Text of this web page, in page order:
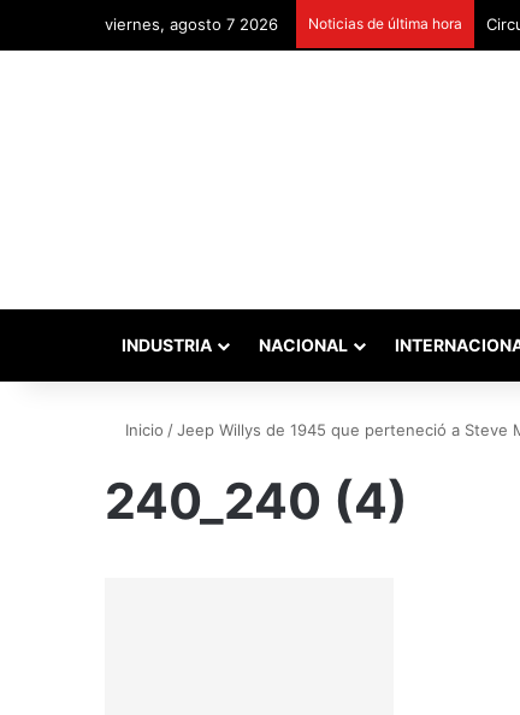
viernes, agosto 7 2026 Noticias de última hora
INDUSTRIA NACIONAL
Inicio /Jeep Willys de 1945 que perteneció a Steve
240_240 (4)